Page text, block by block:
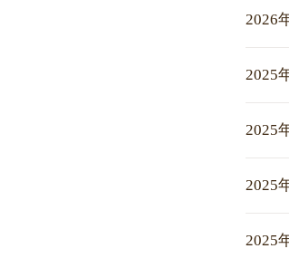
2026
2025
2025
2025
2025